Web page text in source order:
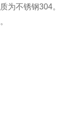
为不锈钢304。